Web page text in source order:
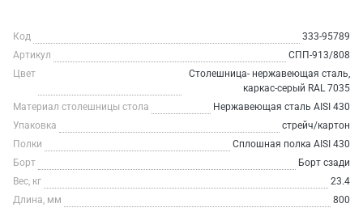
Код
333-95789
Артикул
СПП-913/808
Цвет
Столешница- нержавеющая сталь,
каркас-серый RAL 7035
Материал столешницы стола
Нержавеющая сталь AISI 430
Упаковка
стрейч/картон
Полки
Сплошная полка AISI 430
Борт
Борт сзади
Вес, кг
23.4
Длина, мм
800